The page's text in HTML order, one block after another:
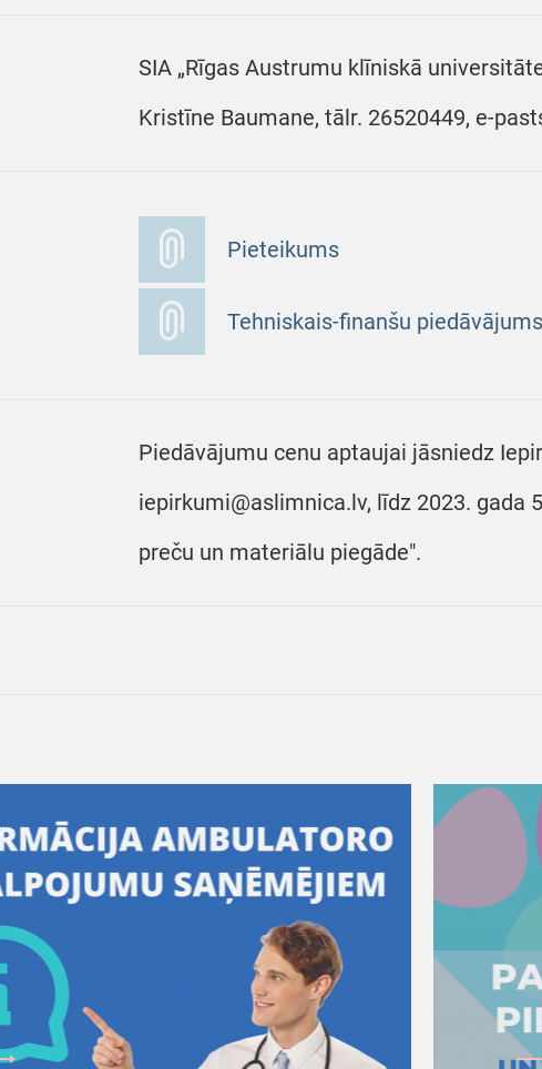
SIA „Rīgas Austrumu klīniskā
Kristīne Baumane, tālr. 26520449, e-
Pieteikums
Tehniskais-finanšu piedāvājums
Piedāvājumu cenu aptaujai jāsniedz
iepirkumi@aslimnica.lv, līdz 2023. gada
preču un materiālu piegāde".